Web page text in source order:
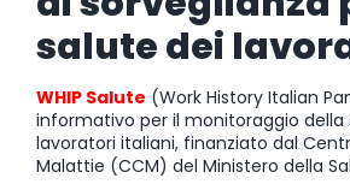
salute dei
WHIP Salute (Work History Italian
informativo per il monitoraggio della
lavoratori italiani, finanziato dal
Malattie (CCM) del Ministero della